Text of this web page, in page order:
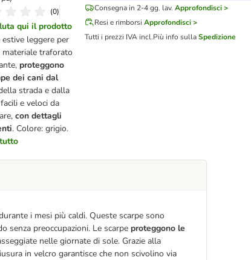
(0)
qui il prodotto
estive leggere per
materiale traforato
proteggono
dei cani dal
strada e dalla
e veloci da
con dettagli
. Colore: grigio.
Consegna in 2-4 gg. lav. Approfondisci >
Resi e rimborsi Approfondisci >
Tutti i prezzi IVA incl.Più info sullaSpedizione
i mesi più caldi. Queste scarpe sono
preoccupazioni. Le scarpe proteggono le
nelle giornate di sole. Grazie alla
in velcro garantisce che non scivolino via